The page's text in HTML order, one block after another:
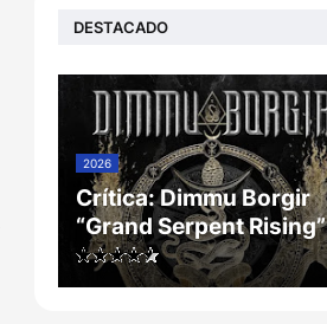
DESTACADO
2026
Crítica: Dimmu Borgir
“Grand Serpent Rising”